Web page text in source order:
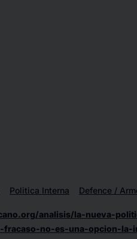
Politica Interna Defence /
analisis/la-nueva-
no-es-una-opcion-la-